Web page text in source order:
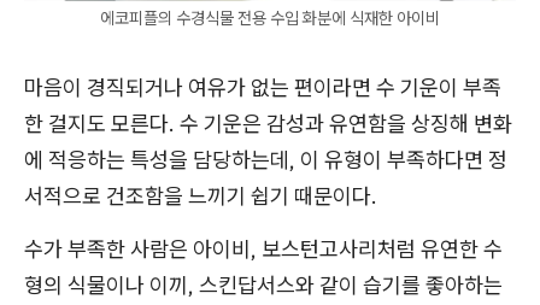
에코피플의 수경식물 전용 수입 화분에 식재한 아이비
마음이 경직되거나 여유가 없는 편이라면 수 기운이 부족
한 걸지도 모른다. 수 기운은 감성과 유연함을 상징해 변화
에 적응하는 특성을 담당하는데, 이 유형이 부족하다면 정
서적으로 건조함을 느끼기 쉽기 때문이다.
수가 부족한 사람은 아이비, 보스턴고사리처럼 유연한 수
형의 식물이나 이끼, 스킨답서스와 같이 습기를 좋아하는